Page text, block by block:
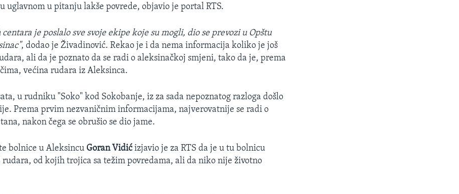
uglavnom u pitanju lakše povrede, objavio je portal RTS.
je poslalo sve svoje ekipe koje su mogli, dio se prevozi u Opštu
, dodao je Živadinović. Rekao je i da nema informacija koliko je još
ali da je poznato da se radi o aleksinačkoj smjeni, tako da je, prema
većina rudara iz Aleksinca.
u rudniku "Soko" kod Sokobanje, iz za sada nepoznatog razloga došlo
Prema prvim nezvaničnim informacijama, najverovatnije se radi o
nakon čega se obrušio se dio jame.
bolnice u Aleksincu Goran Vidićizjavio je za RTS da je u tu bolnicu
rudara, od kojih trojica sa težim povredama, ali da niko nije životno